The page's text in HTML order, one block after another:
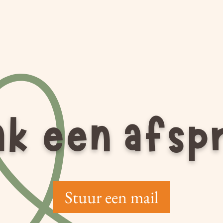
een
Stuur een mail